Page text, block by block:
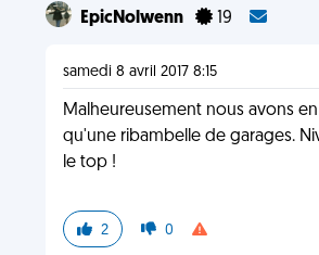
EpicNolwenn 19
samedi 8 avril 2017 8:15
Malheureusement nous avons
qu'une ribambelle de garages.
le top !
2 0